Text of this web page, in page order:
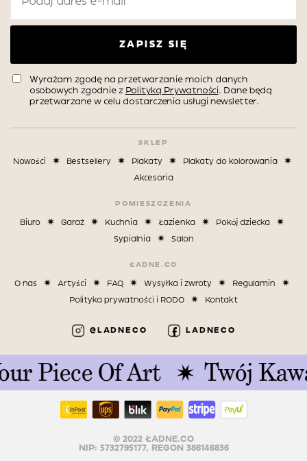
ZAPISZ SIĘ
Wyrażam zgodę na przetwarzanie moich danych
osobowych zgodnie z Polityką Prywatności. Dane będą
przetwarzane w celu dostarczenia usługi newsletter.
SKLEP
Nowości Bestsellery Plakaty
Plakaty do kolorowania
Akcesoria
POMIESZCZENIA
Biuro Garaż Kuchnia Łazienka
Pokój dziecka
Sypialnia
Salon
ŁADNE.CO
O nas Artyści FAQ Wysyłka i zwroty
Regulamin
Polityka prywatności i RODO
Kontakt
@LADNECO LADNECO
Piece Of Art Twój
© 2022 ŁADNE.CO
NIP: 5732795177, REGON 386146836